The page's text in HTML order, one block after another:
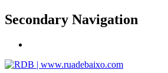
Secondary Navigation